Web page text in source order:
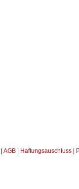
AGB Haftungsauschluss